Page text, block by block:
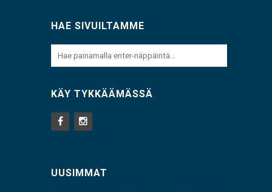
HAE SIVUILTAMME
KÄY TYKKÄÄMÄSSÄ
UUSIMMAT